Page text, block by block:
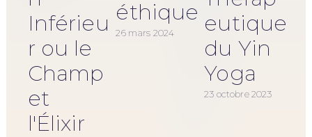
Inférieu
r ou le
Champ
et
l'Élixir
éthique
26 mars 2024
eutique
du Yin
Yoga
23 octobre 2023